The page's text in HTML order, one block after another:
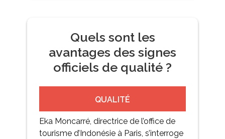
Quels sont les
avantages des signes
officiels de qualité ?
QUALITÉ
Eka Moncarré, directrice de l’office de
tourisme d’Indonésie à Paris, s’interroge